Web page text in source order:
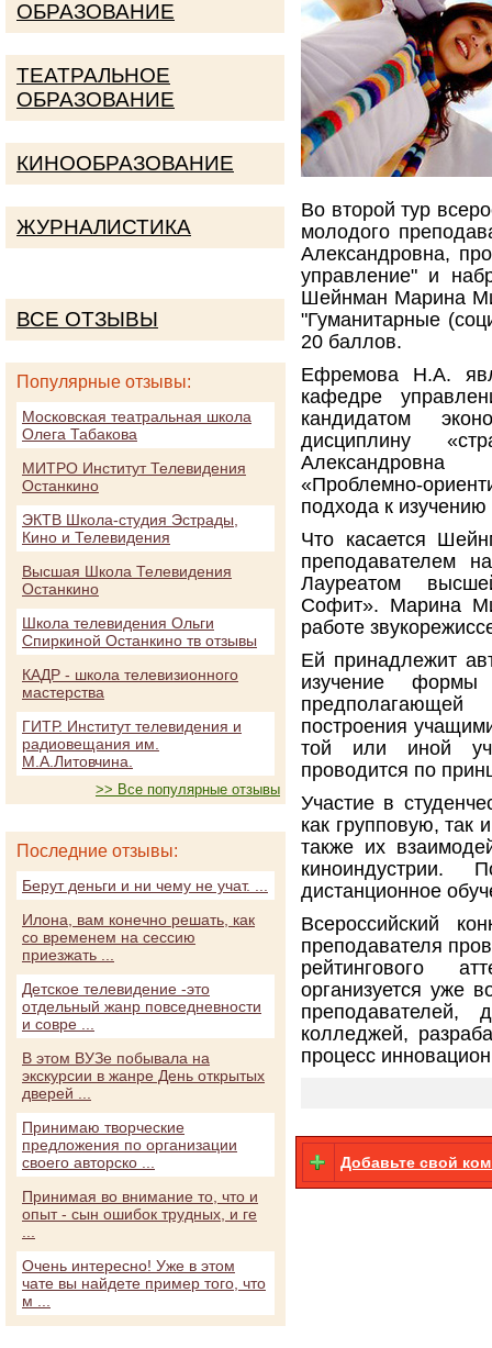
Во второй тур
молодого
Александровна,
управление" и
Шейнман Марина
"Гуманитарные
20 баллов.
Ефремова Н.А.
кафедре
кандидатом
дисциплину
Александровна
«Проблемно-
подхода к изучению
Что касается
преподавателем
Лауреатом
Софит». Марина
работе
Ей принадлежит
изучение формы
построения
той или иной
проводится по
Участие в
как групповую, так
также их
киноиндустрии.
дистанционное
Всероссийский
преподавателя
рейтингового
организуется уже
колледжей,
процесс
Добавьте свой
ОБРАЗОВАНИЕ
ТЕАТРАЛЬНОЕ
ОБРАЗОВАНИЕ
КИНООБРАЗОВАНИЕ
ЖУРНАЛИСТИКА
ВСЕ ОТЗЫВЫ
Популярные отзывы:
Московская театральная школа
Олега Табакова
МИТРО Институт Телевидения
Останкино
ЭКТВ Школа-студия Эстрады,
Кино и Телевидения
Высшая Школа Телевидения
Останкино
Школа телевидения Ольги
Спиркиной Останкино тв отзывы
КАДР - школа телевизионного
мастерства
ГИТР. Институт телевидения и
радиовещания им.
М.А.Литовчина.
>> Все популярные отзывы
Последние отзывы:
Берут деньги и ни чему не учат. ...
Илона, вам конечно решать, как
со временем на сессию
приезжать ...
Детское телевидение -это
отдельный жанр повседневности
и совре ...
В этом ВУЗе побывала на
экскурсии в жанре День открытых
дверей ...
Принимаю творческие
предложения по организации
своего авторско ...
Принимая во внимание то, что и
опыт - сын ошибок трудных, и ге
Очень интересно! Уже в этом
чате вы найдете пример того, что
м ...